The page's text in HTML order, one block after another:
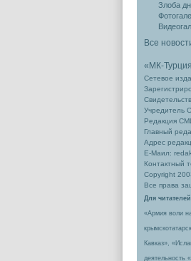
Злоба
Все
«МК-
Сетевое
Учредитель
Редакция
Главный
Адрес
Е-Маил:
Контактный
Copyright
Все права
Для читателей
«Армия воли
Кавказ»,
деятельность